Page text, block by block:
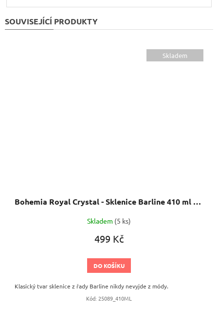
SOUVISEJÍCÍ PRODUKTY
Skladem
Bohemia Royal Crystal - Sklenice Barline 410 ml 6 ks
Skladem (5 ks)
499 Kč
DO KOŠÍKU
Klasický tvar sklenice z řady Barline nikdy nevyjde z módy.
Kód: 25089_410ML